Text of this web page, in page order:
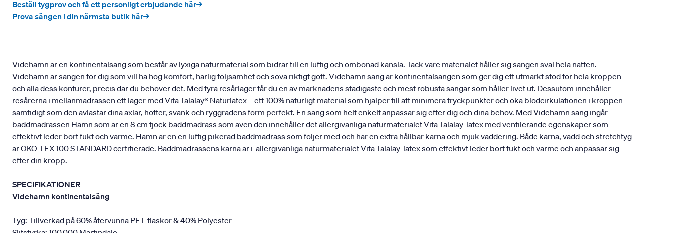
Beställ tygprov och få ett personligt erbjudande här→
Prova sängen i din närmsta butik här→
Videhamn är en kontinentalsäng som består av lyxiga naturmaterial som bidrar till en luftig och ombonad känsla. Tack vare materialet håller sig sängen sval hela natten.
Videhamn är sängen för dig som vill ha hög komfort, härlig följsamhet och sova riktigt gott. Videhamn säng är kontinentalsängen som ger dig ett utmärkt stöd för hela kroppen
och alla dess konturer, precis där du behöver det. Med fyra resårlager får du en av marknadens stadigaste och mest robusta sängar som håller livet ut. Dessutom innehåller
resårerna i mellanmadrassen ett lager med Vita Talalay® Naturlatex – ett 100% naturligt material som hjälper till att minimera tryckpunkter och öka blodcirkulationen i kroppen
samtidigt som den avlastar dina axlar, höfter, svank och ryggradens form perfekt. En säng som helt enkelt anpassar sig efter dig och dina behov. Med Videhamn säng ingår
bäddmadrassen Hamn som är en 8 cm tjock bäddmadrass som även den innehåller det allergivänliga naturmaterialet Vita Talalay-latex med ventilerande egenskaper som
effektivt leder bort fukt och värme. Hamn är en en luftig pikerad bäddmadrass som följer med och har en extra hållbar kärna och mjuk vaddering. Både kärna, vadd och stretchtyg
är ÖKO-TEX 100 STANDARD certifierade. Bäddmadrassens kärna är i allergivänliga naturmaterialet Vita Talalay-latex som effektivt leder bort fukt och värme och anpassar sig
efter din kropp.
SPECIFIKATIONER
Videhamn kontinentalsäng
Tyg: Tillverkad på 60% återvunna PET-flaskor & 40% Polyester